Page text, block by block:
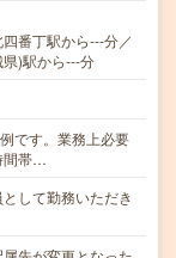
番丁駅から---分／
)駅から---分
です。業務上必要
間帯…
して勤務いただき